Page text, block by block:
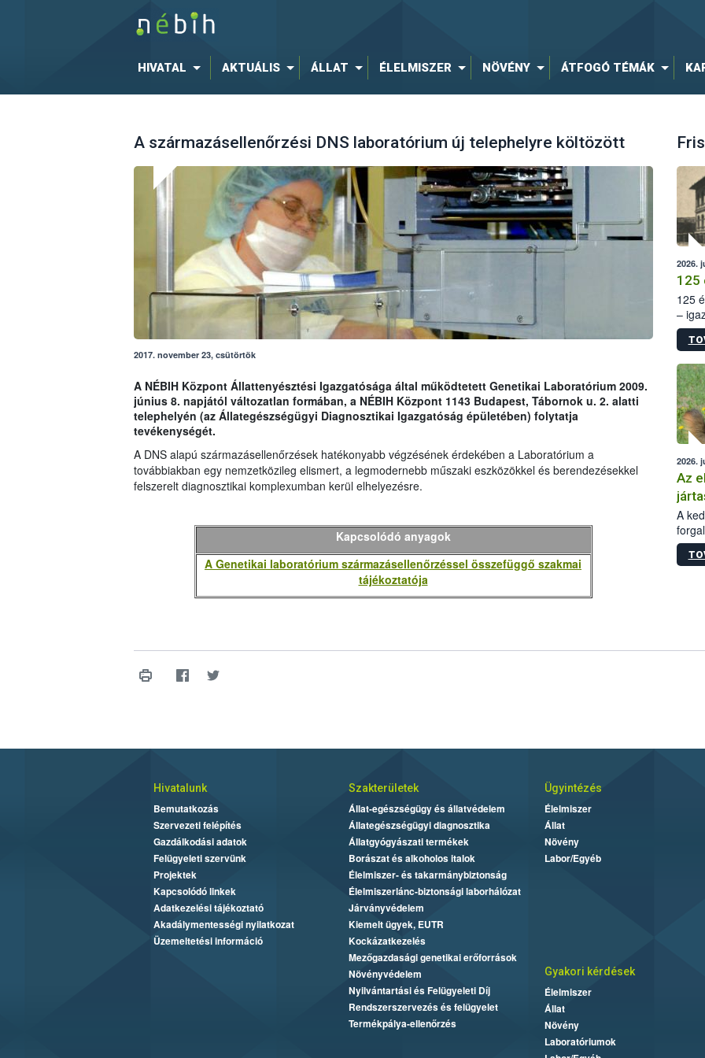
HIVATAL AKTUÁLIS ÁLLAT ÉLELMISZER NÖVÉNY ÁTFOGÓ TÉMÁK
A származásellenőrzési DNS laboratórium új telephelyre költözött
2017. november 23, csütörtök
A NÉBIH Központ Állattenyésztési Igazgatósága által működtetett Genetikai Laboratórium 2009.
június 8. napjától változatlan formában, a NÉBIH Központ 1143 Budapest, Tábornok u. 2. alatti
telephelyén (az Állategészségügyi Diagnosztikai Igazgatóság épületében) folytatja
tevékenységét.
A DNS alapú származásellenőrzések hatékonyabb végzésének érdekében a Laboratórium a
továbbiakban egy nemzetközileg elismert, a legmodernebb műszaki eszközökkel és berendezésekkel
felszerelt diagnosztikai komplexumban kerül elhelyezésre.
Kapcsolódó anyagok
A Genetikai laboratórium származásellenőrzéssel összefüggő szakmai
tájékoztatója
2026.
125
125
–
15.
2026.
Az
A
Hivatalunk
Bemutatkozás
Szervezeti felépítés
Gazdálkodási adatok
Felügyeleti szervünk
Projektek
Kapcsolódó linkek
Adatkezelési tájékoztató
Akadálymentességi nyilatkozat
Üzemeltetési információ
Szakterületek
Állat-egészségügy és állatvédelem
Állategészségügyi diagnosztika
Állatgyógyászati termékek
Borászat és alkoholos italok
Élelmiszer- és takarmánybiztonság
Élelmiszerlánc-biztonsági laborhálózat
Járványvédelem
Kiemelt ügyek, EUTR
Kockázatkezelés
Mezőgazdasági genetikai erőforrások
Növényvédelem
Nyilvántartási és Felügyeleti Díj
Rendszerszervezés és felügyelet
Termékpálya-ellenőrzés
Ügyintézés
Élelmiszer
Állat
Növény
Labor/Egyéb
Gyakori kérdések
Élelmiszer
Állat
Növény
Laboratóriumok